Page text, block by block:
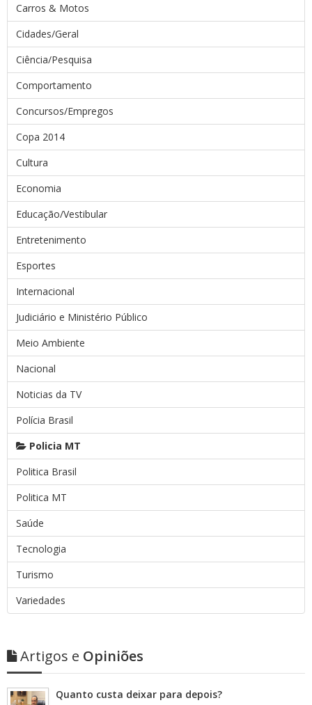
Carros & Motos
Cidades/Geral
Ciência/Pesquisa
Comportamento
Concursos/Empregos
Copa 2014
Cultura
Economia
Educação/Vestibular
Entretenimento
Esportes
Internacional
Judiciário e Ministério Público
Meio Ambiente
Nacional
Noticias da TV
Polícia Brasil
Policia MT
Politica Brasil
Politica MT
Saúde
Tecnologia
Turismo
Variedades
Artigos e Opiniões
Quanto custa deixar para depois?